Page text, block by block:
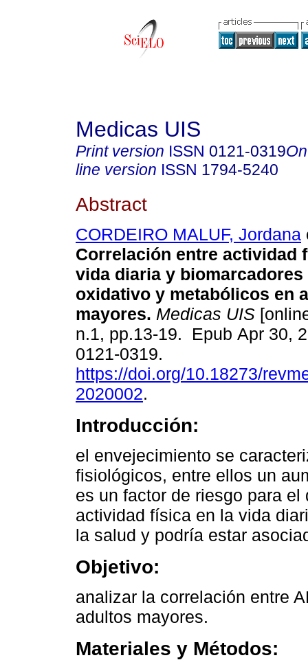
Medicas UIS
Print version ISSN 0121-0319
line version ISSN 1794-5240
Abstract
CORDEIRO MALUF, Jordana
Correlación entre actividad
vida diaria y biomarcadores
oxidativo y metabólicos en
mayores. Medicas UIS
n.1, pp.13-19. Epub Apr 30,
0121-0319.
https://doi.org/10.18273/
2020002.
Introducción:
el envejecimiento se
fisiológicos, entre ellos un
es un factor de riesgo para
actividad física en la vida
la salud y podría estar
Objetivo:
analizar la correlación entre
adultos mayores.
Materiales y Métodos: